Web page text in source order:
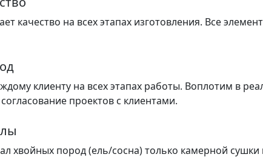
качество на всех этапах изготовления. Все
клиенту на всех этапах работы. Воплотим в
проектов с клиентами.
хвойных пород (ель/сосна) только камерной